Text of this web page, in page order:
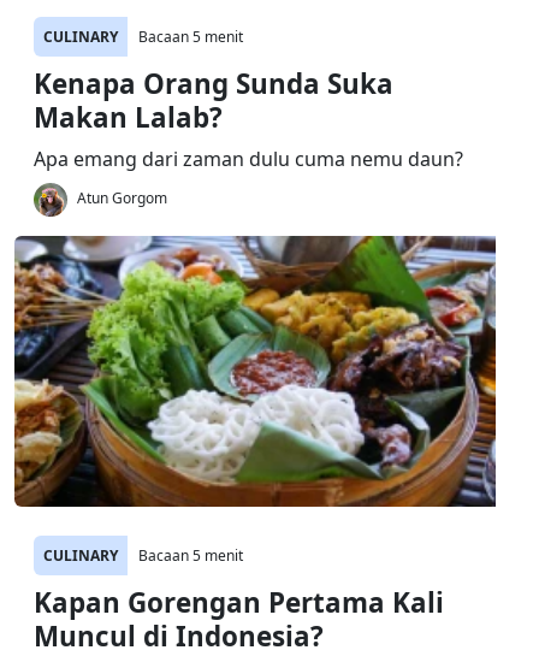
CULINARY Bacaan 5 menit
Kenapa Orang Sunda Suka
Makan Lalab?
Apa emang dari zaman dulu cuma nemu daun?
Atun Gorgom
CULINARY Bacaan 5 menit
Kapan Gorengan Pertama Kali
Muncul di Indonesia?